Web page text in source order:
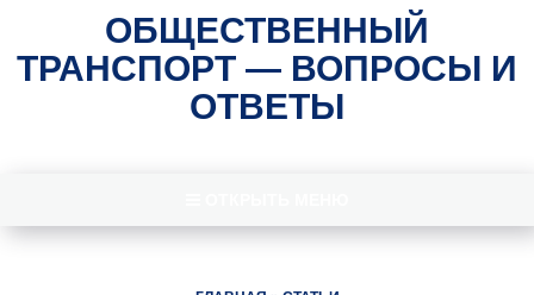
ОБЩЕСТВЕННЫЙ
ТРАНСПОРТ — ВОПРОСЫ И
ОТВЕТЫ